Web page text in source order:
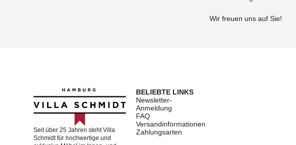
Wir freuen uns auf Sie!
Seit über 25 Jahren steht Villa
Schmidt für hochwertige und
BELIEBTE LINKS
Newsletter-
Anmeldung
FAQ
Versandinformationen
Zahlungsarten